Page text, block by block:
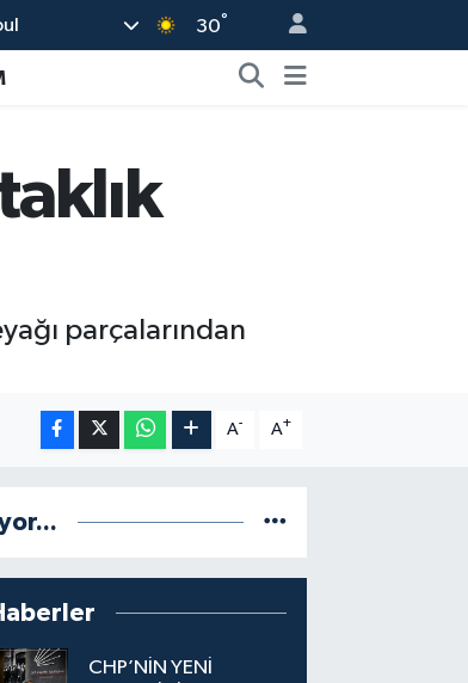
30°
parçalarından
A- A+
CHP’NİN YENİ